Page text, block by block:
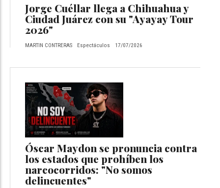
Jorge Cuéllar llega a Chihuahua y
Ciudad Juárez con su "Ayayay Tour
2026"
MARTIN CONTRERAS Espectáculos 17/07/2026
Óscar Maydon se pronuncia contra
los estados que prohíben los
narcocorridos: "No somos
delincuentes"